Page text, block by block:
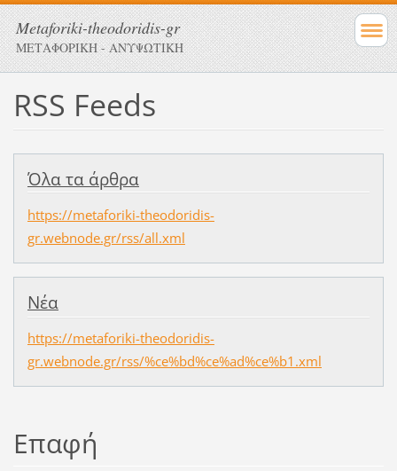
Metaforiki-theodoridis-gr
ΜΕΤΑΦΟΡΙΚΗ - ΑΝΥΨΩΤΙΚΗ
RSS Feeds
Όλα τα άρθρα
https://metaforiki-theodoridis-
gr.webnode.gr/rss/all.xml
Νέα
https://metaforiki-theodoridis-
gr.webnode.gr/rss/%ce%bd%ce%ad%ce%b1.xml
Επαφή